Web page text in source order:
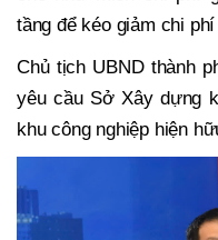
tầng để kéo giảm chi
Chủ tịch UBND thành
yêu cầu Sở Xây dựng
khu công nghiệp hiện